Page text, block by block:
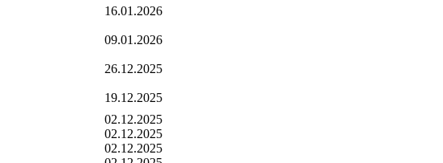
16.01.2026
09.01.2026
26.12.2025
19.12.2025
02.12.2025
02.12.2025
02.12.2025